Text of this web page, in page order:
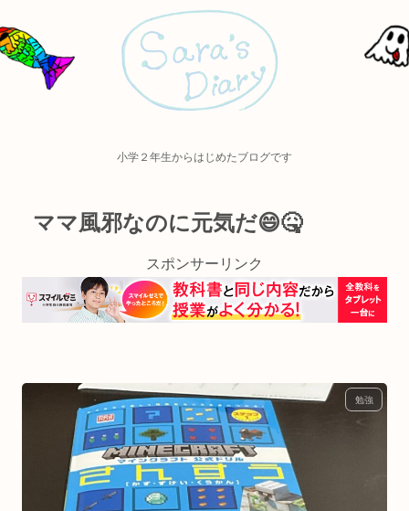
小学２年生からはじめたブログです
ママ風邪なのに元気だ😄🤒
スポンサーリンク
勉強